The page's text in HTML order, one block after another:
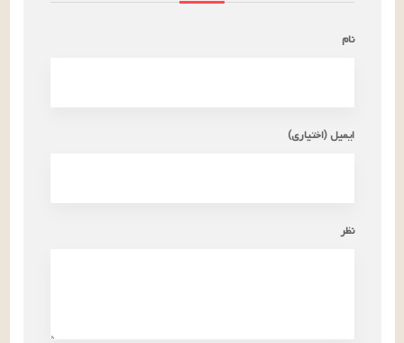
نام
ایمیل (اختیاری)
نظر